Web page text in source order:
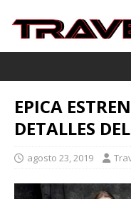
EPICA
DETALLES
agosto 23, 2019